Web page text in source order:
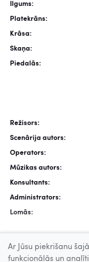
Ilgums:
Platekrāns:
Krāsa:
Skaņa:
Piedalās:
Režisors:
Scenārija autors:
Operators:
Mūzikas autors:
Konsultants:
Administrators:
Lomās:
Ar Jūsu piekrišanu
funkcionālās un